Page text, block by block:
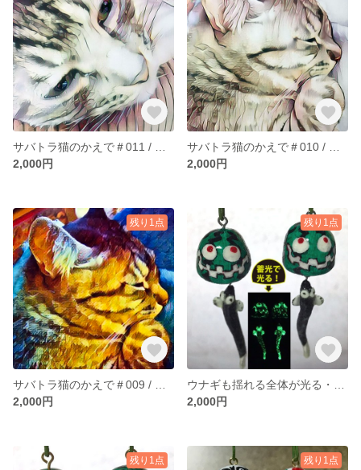
2,000円
2,000円
残り1点
2,000円
残り1点
2,000円
残り1点 残り1点